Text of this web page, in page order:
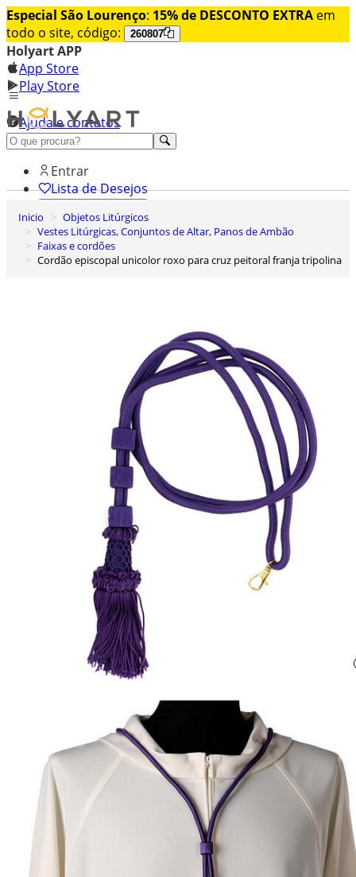
Especial São Lourenço: 15% de DESCONTO EXTRA em
todo o site, código:
260807
Holyart APP
App Store
Play Store
Ajuda e contatos
Conheça premium
Entrar
Lista de Desejos
0
Carrinho de Compras
Inicio
Objetos Litúrgicos
Vestes Litúrgicas, Conjuntos de Altar, Panos de Ambão
Faixas e cordões
Cordão episcopal unicolor roxo para cruz peitoral franja tripolina